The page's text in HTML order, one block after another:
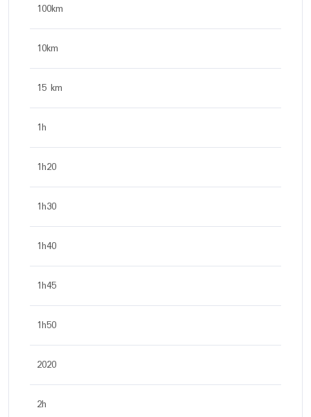
100km
10km
15 km
1h
1h20
1h30
1h40
1h45
1h50
2020
2h